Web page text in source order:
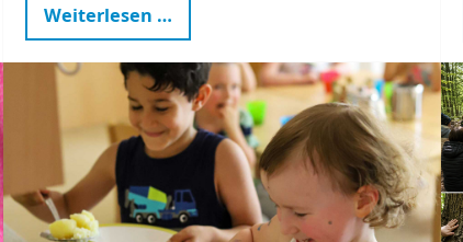
Weiterlesen …Kinder
in
guten
Händen
–
Weiterbildung
mit
Sonne,
Regen
und